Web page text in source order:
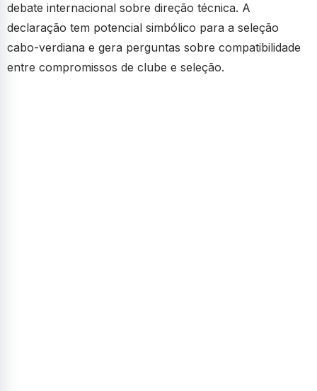
debate internacional sobre direção técnica. A
declaração tem potencial simbólico para a seleção
cabo-verdiana e gera perguntas sobre compatibilidade
entre compromissos de clube e seleção.